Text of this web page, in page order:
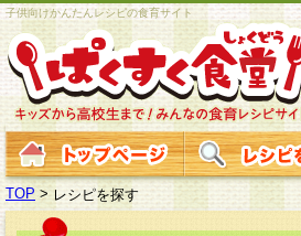
子供向けかんたんレシピの食育サイト
TOP > レシピを探す